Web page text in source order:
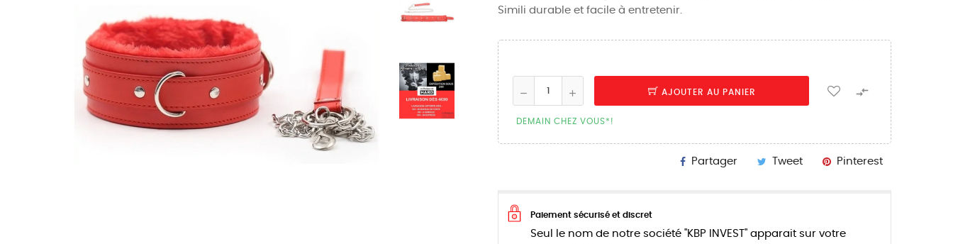
Simili durable et facile à entretenir.
AJOUTER AU PANIER 
DEMAIN CHEZ VOUS*!
Partager Tweet Pinterest
Paiement sécurisé et discret
Seul le nom de notre société "KBP INVEST" apparait sur votre